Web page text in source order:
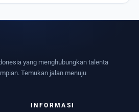
yang menghubungkan talenta
Temukan jalan menuju
INFORMASI